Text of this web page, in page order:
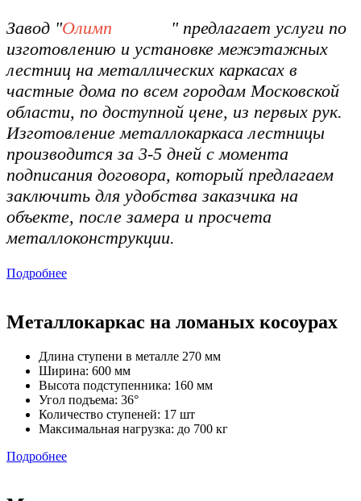
Завод "Олимп
" предлагает услуги по
изготовлению и установке межэтажных
лестниц на металлических каркасах в
частные дома по всем городам Московской
области, по доступной цене, из первых рук.
Изготовление металлокаркаса лестницы
производится за 3-5 дней с момента
подписания договора, который предлагаем
заключить для удобства заказчика на
объекте, после замера и просчета
металлоконструкции.
Подробнее
Металлокаркас на ломаных косоурах
Длина ступени в металле 270 мм
Ширина: 600 мм
Высота подступенника: 160 мм
Угол подъема: 36°
Количество ступеней: 17 шт
Максимальная нагрузка: до 700 кг
Подробнее